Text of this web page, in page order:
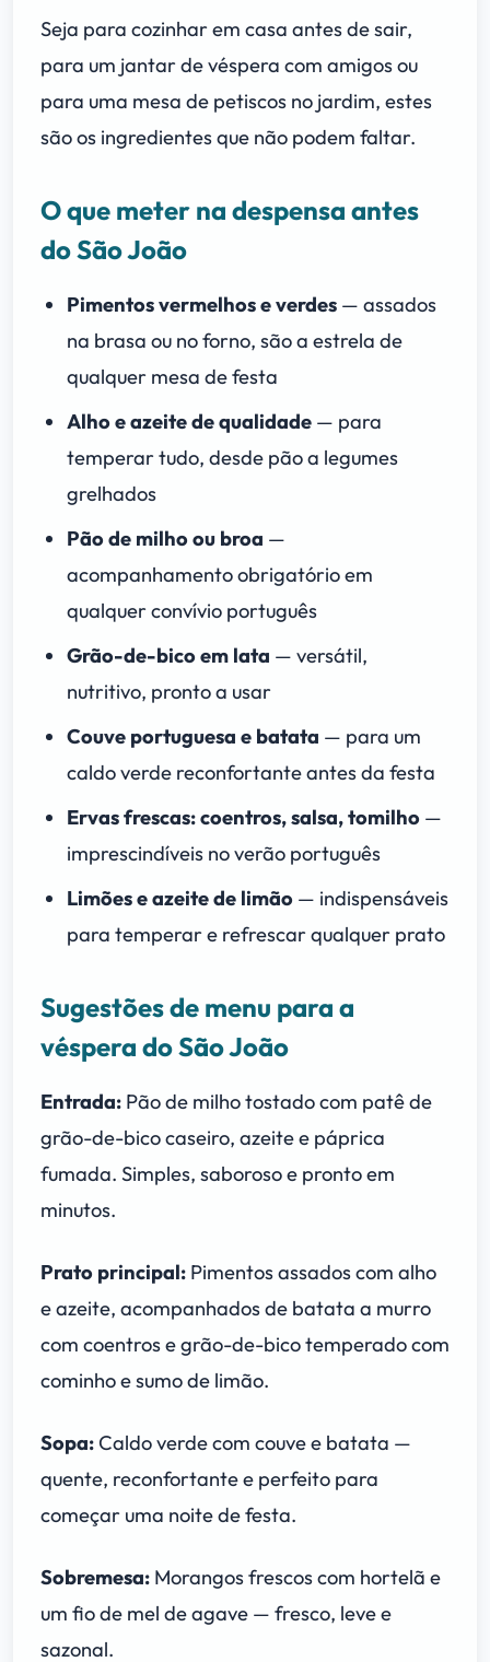
Seja para cozinhar em casa antes de sair,
para um jantar de véspera com amigos ou
para uma mesa de petiscos no jardim, estes
são os ingredientes que não podem faltar.
O que meter na despensa antes
do São João
Pimentos vermelhos e verdes — assados
na brasa ou no forno, são a estrela de
qualquer mesa de festa
Alho e azeite de qualidade — para
temperar tudo, desde pão a legumes
grelhados
Pão de milho ou broa —
acompanhamento obrigatório em
qualquer convívio português
Grão-de-bico em lata — versátil,
nutritivo, pronto a usar
Couve portuguesa e batata — para um
caldo verde reconfortante antes da festa
Ervas frescas: coentros, salsa, tomilho —
imprescindíveis no verão português
Limões e azeite de limão — indispensáveis
para temperar e refrescar qualquer prato
Sugestões de menu para a
véspera do São João
Entrada: Pão de milho tostado com patê de
grão-de-bico caseiro, azeite e páprica
fumada. Simples, saboroso e pronto em
minutos.
Prato principal: Pimentos assados com alho
e azeite, acompanhados de batata a murro
com coentros e grão-de-bico temperado com
cominho e sumo de limão.
Sopa: Caldo verde com couve e batata —
quente, reconfortante e perfeito para
começar uma noite de festa.
Sobremesa: Morangos frescos com hortelã e
um fio de mel de agave — fresco, leve e
sazonal.